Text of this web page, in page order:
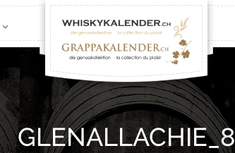
GLENALLACHIE_8